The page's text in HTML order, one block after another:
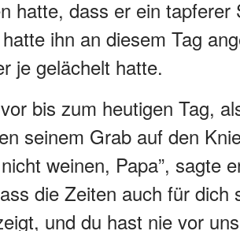
hatte, dass er ein
ihn an diesem Tag
je gelächelt hatte.
bis zum heutigen Tag,
seinem Grab auf den
weinen, Papa”, sagte
die Zeiten auch für dich
und du hast nie vor